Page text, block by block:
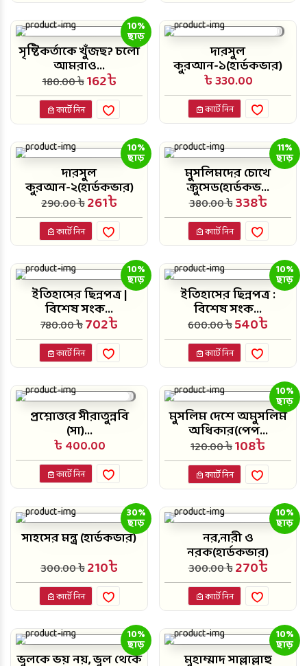
10%
ছাড়
সৃষ্টিকর্তাকে খুঁজছ? চলো
আমরাও...
180.00 ৳162৳
কার্টে নিন
দারসুল
কুরআন-১(হার্ডকভার)
৳ 330.00
কার্টে নিন
10%
ছাড়
দারসুল
কুরআন-২(হার্ডকভার)
290.00 ৳261৳
কার্টে নিন
11%
ছাড়
মুসলিমদের চোখে
ক্রুসেড(হার্ডকভ...
380.00 ৳338৳
কার্টে নিন
10%
ছাড়
ইতিহাসের ছিন্নপত্র |
বিশেষ সংক...
780.00 ৳702৳
কার্টে নিন
10%
ছাড়
ইতিহাসের ছিন্নপত্র :
বিশেষ সংক...
600.00 ৳540৳
কার্টে নিন
প্রশ্নোত্তরে সীরাতুন্নবি
(সা)...
৳ 400.00
কার্টে নিন
10%
ছাড়
মুসলিম দেশে অমুসলিম
অধিকার(পেপ...
120.00 ৳108৳
কার্টে নিন
30%
ছাড়
সাহসের মন্ত্র (হার্ডকভার)
300.00 ৳210৳
কার্টে নিন
10%
ছাড়
নর,নারী ও
নরক(হার্ডকভার)
300.00 ৳270৳
কার্টে নিন
10%
ছাড়
ভুলকে ভয় নয়, ভুল থেকে
10%
ছাড়
মুহাম্মাদ সাল্লাল্লাহু